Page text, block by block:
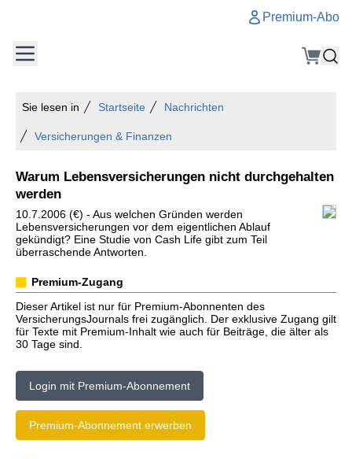
Premium-Abo
Sie lesen in Startseite Nachrichten
Versicherungen & Finanzen
Warum Lebensversicherungen nicht durchgehalten
werden
10.7.2006 (€) - Aus welchen Gründen werden
Lebensversicherungen vor dem eigentlichen Ablauf
gekündigt? Eine Studie von Cash Life gibt zum Teil
überraschende Antworten.
Premium-Zugang
Dieser Artikel ist nur für Premium-Abonnenten des
VersicherungsJournals frei zugänglich. Der exklusive Zugang gilt
für Texte mit Premium-Inhalt wie auch für Beiträge, die älter als
30 Tage sind.
Login mit Premium-Abonnement
Premium-Abonnement erwerben